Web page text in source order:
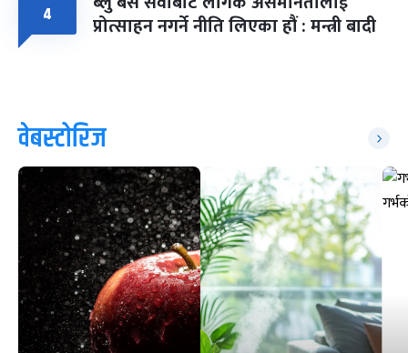
४ प्रोत्साहन नगर्ने नीति लिएका हौं : मन्त्री बादी
वेबस्टोरिज